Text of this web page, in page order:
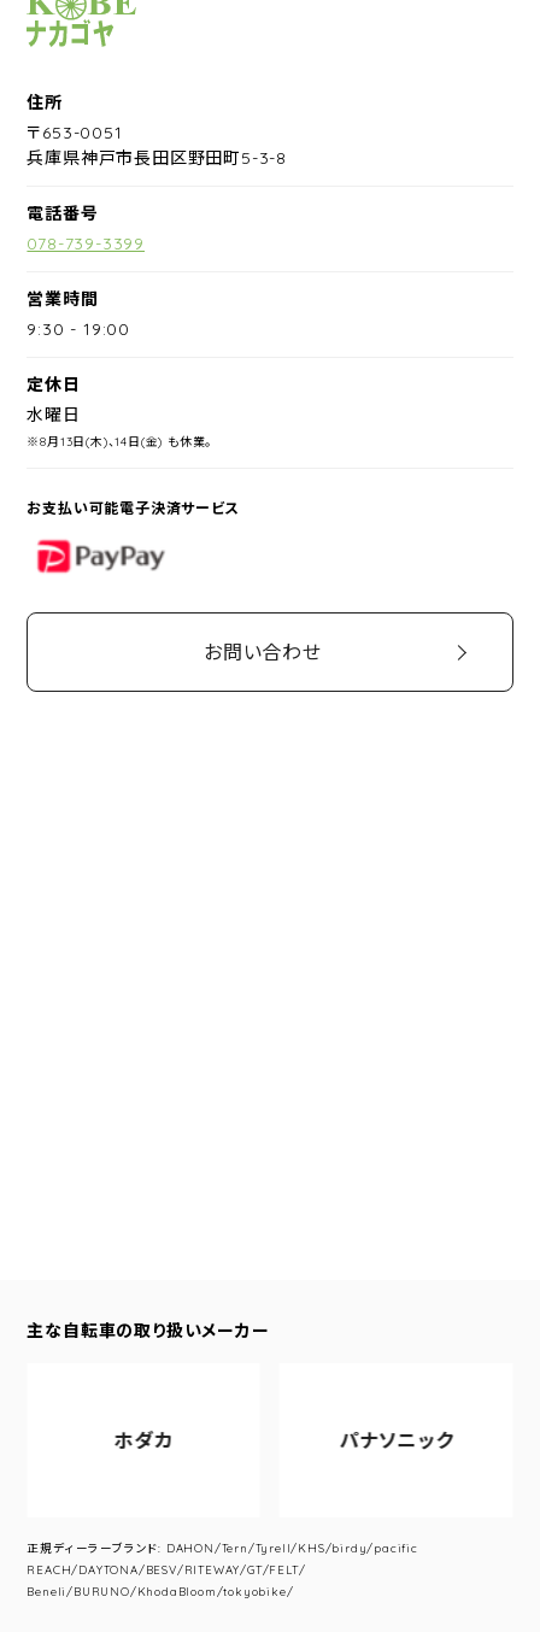
住所
〒653-0051
兵庫県神戸市長田区野田町5-3-8
電話番号
078-739-3399
営業時間
9:30 -19:00
定休日
水曜日
※8月13日(木)、14日(金) も休業。
お支払い可能電子決済サービス
PayPay
お問い合わせ
主な自転車の取り扱いメーカー
ホダカ パナソニック
正規ディーラーブランド: DAHON/Tern/Tyrell/KHS/birdy/pacific
REACH/DAYTONA/BESV/RITEWAY/GT/FELT/
Beneli/BURUNO/KhodaBloom/tokyobike/